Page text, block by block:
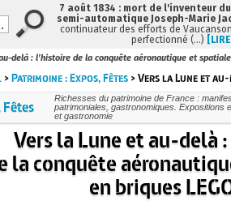
delà : l’histoire de la conquête aéronautique et spatiale
>Patrimoine : Expos, Fêtes > Vers la Lune et
Richesses du patrimoine de France :
patrimoniales, gastronomiques. Expositions
et gastronomie
Vers la Lune et au-delà
la conquête
en briques
7 août 1834 : mort de l'inventeur
semi-automatique Joseph-Marie
continuateur des efforts de
perfectionné (…)